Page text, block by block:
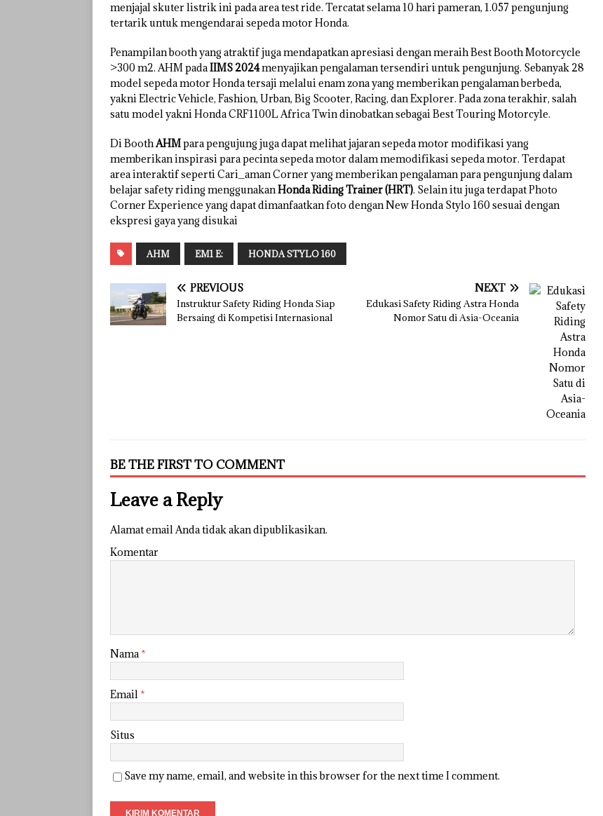
menjajal skuter listrik ini pada area test ride. Tercatat selama 10 hari pameran, 1.057 pengunjung
tertarik untuk mengendarai sepeda motor Honda.
Penampilan booth yang atraktif juga mendapatkan apresiasi dengan meraih Best Booth Motorcycle
>300 m2. AHM padaIIMS 2024menyajikan pengalaman tersendiri untuk pengunjung. Sebanyak 28
model sepeda motor Honda tersaji melalui enam zona yang memberikan pengalaman berbeda,
yakni Electric Vehicle, Fashion, Urban, Big Scooter, Racing, dan Explorer. Pada zona terakhir, salah
satu model yakni Honda CRF1100L Africa Twin dinobatkan sebagai Best Touring Motorcyle.
Di BoothAHMpara pengujung juga dapat melihat jajaran sepeda motor modifikasi yang
memberikan inspirasi para pecinta sepeda motor dalam memodifikasi sepeda motor. Terdapat
area interaktif seperti Cari_aman Corner yang memberikan pengalaman para pengunjung dalam
belajar safety riding menggunakanHonda Riding Trainer (HRT). Selain itu juga terdapat Photo
Corner Experience yang dapat dimanfaatkan foto dengan New Honda Stylo 160 sesuai dengan
ekspresi gaya yang disukai
AHM EM1 E: HONDA STYLO 160
PREVIOUS
Instruktur Safety Riding Honda Siap
Bersaing di Kompetisi Internasional
NEXT
Edukasi Safety Riding Astra Honda
Nomor Satu di Asia-Oceania
BE THE FIRST TO COMMENT
Leave a Reply
Alamat email Anda tidak akan dipublikasikan.
Komentar
Nama*
Email *
Situs
Save my name, email, and website in this browser for the next time I comment.